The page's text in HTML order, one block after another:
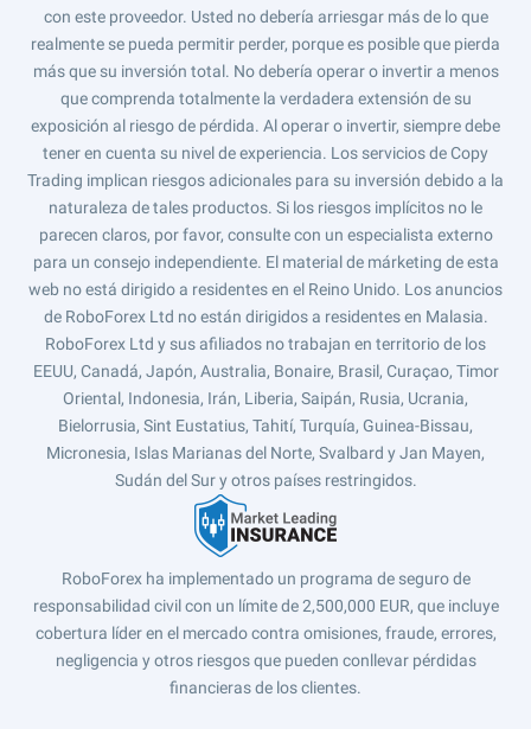
con este proveedor. Usted no debería arriesgar más de lo que
realmente se pueda permitir perder, porque es posible que pierda
más que su inversión total. No debería operar o invertir a menos
que comprenda totalmente la verdadera extensión de su
exposición al riesgo de pérdida. Al operar o invertir, siempre debe
tener en cuenta su nivel de experiencia. Los servicios de Copy
Trading implican riesgos adicionales para su inversión debido a la
naturaleza de tales productos. Si los riesgos implícitos no le
parecen claros, por favor, consulte con un especialista externo
para un consejo independiente. El material de márketing de esta
web no está dirigido a residentes en el Reino Unido. Los anuncios
de RoboForex Ltd no están dirigidos a residentes en Malasia.
RoboForex Ltd y sus afiliados no trabajan en territorio de los
EEUU, Canadá, Japón, Australia, Bonaire, Brasil, Curaçao, Timor
Oriental, Indonesia, Irán, Liberia, Saipán, Rusia, Ucrania,
Bielorrusia, Sint Eustatius, Tahití, Turquía, Guinea-Bissau,
Micronesia, Islas Marianas del Norte, Svalbard y Jan Mayen,
Sudán del Sur y otros países restringidos.
RoboForex ha implementado un programa de seguro de
responsabilidad civil con un límite de 2,500,000 EUR, que incluye
cobertura líder en el mercado contra omisiones, fraude, errores,
negligencia y otros riesgos que pueden conllevar pérdidas
financieras de los clientes.